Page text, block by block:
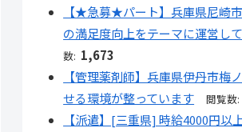
【★急募★パート】兵庫県尼崎
の満足度向上をテーマに運営して
数: 1,673
【管理薬剤師】兵庫県伊丹市梅
せる環境が整っています
閲覧数:
【派遣】[三重県] 時給4000円